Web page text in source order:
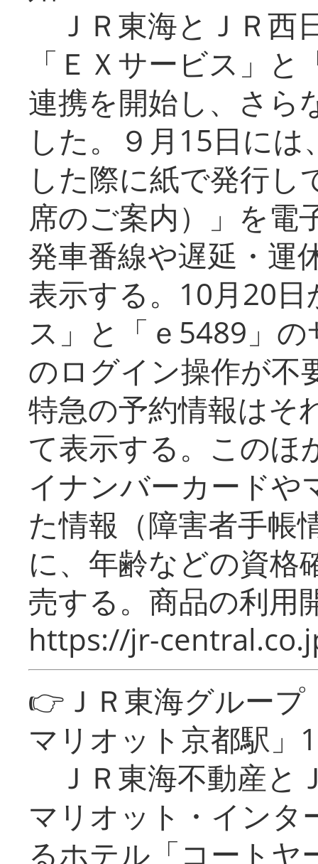
ＪＲ東海とＪＲ西
「ＥＸサービス」
連携を開始し、さら
した。９月15日に
した際に紙で発行し
席のご案内）」を電
発車番線や遅延・運
表示する。10月20
ス」と「ｅ5489」
のログイン操作が不
特急の予約情報はそ
て表示する。このほ
イナンバーカードや
た情報（障害者手帳
に、年齢などの資格
売する。商品の利用
https://jr-
👉ＪＲ東海グルー
マリオット京都駅」
ＪＲ東海不動産と
マリオット・インタ
るホテル「コートヤ